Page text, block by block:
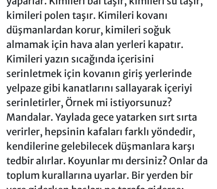
kimileri polen taşır. Kimileri kovanı
düşmanlardan korur, kimileri soğuk
almamak için hava alan yerleri kapatır.
Kimileri yazın sıcağında içerisini
serinletmek için kovanın giriş yerlerinde
yelpaze gibi kanatlarını sallayarak içeriyi
serinletirler, Örnek mi istiyorsunuz?
Mandalar. Yaylada gece yatarken sırt sırta
verirler, hepsinin kafaları farklı yöndedir,
kendilerine gelebilecek düşmanlara karşı
tedbir alırlar. Koyunlar mı dersiniz? Onlar da
toplum kurallarına uyarlar. Bir yerden bir